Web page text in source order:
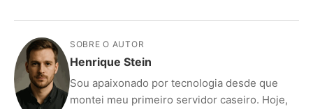
SOBRE O AUTOR
Henrique Stein
Sou apaixonado por tecnologia desde que
montei meu primeiro servidor caseiro. Hoje,